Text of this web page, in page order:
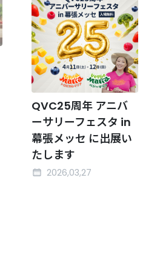
QVC25周年 アニバ
ーサリーフェスタ in
幕張メッセ に出展い
たします
2026,03,27